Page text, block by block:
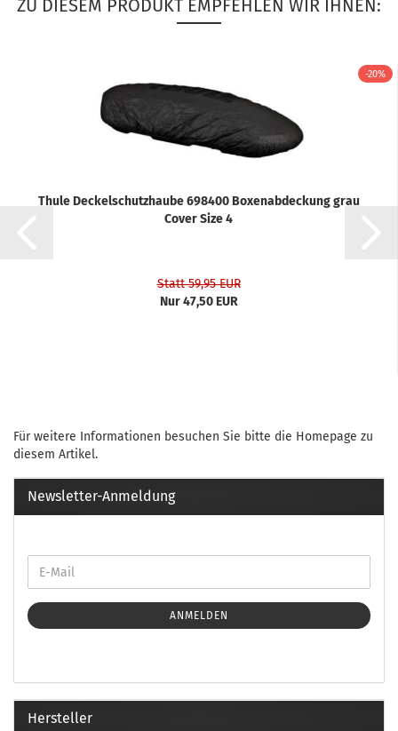
ZU DIESEM PRODUKT EMPFEHLEN WIR IHNEN:
-20%
Thule Deckelschutzhaube 698400 Boxenabdeckung grau
Cover Size 4
Statt 59,95 EUR
Nur 47,50 EUR
Für weitere Informationen besuchen Sie bitte die Homepage zu
diesem Artikel.
Newsletter-Anmeldung
ANMELDEN
Hersteller